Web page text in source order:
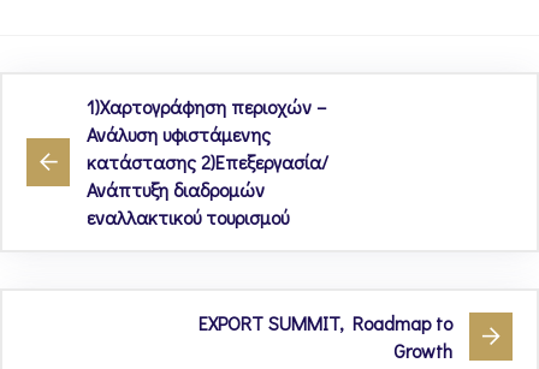
1)Χαρτογράφηση περιοχών –
Ανάλυση υφιστάμενης
κατάστασης 2)Επεξεργασία/
Ανάπτυξη διαδρομών
εναλλακτικού τουρισμού
EXPORT SUMMIT, Roadmap to
Growth